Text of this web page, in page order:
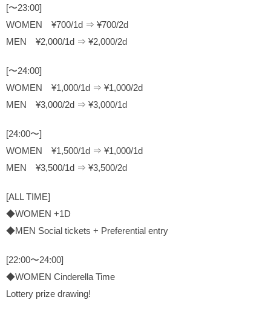
[〜23:00]
WOMEN ¥700/1d ⇒ ¥700/2d
MEN ¥2,000/1d ⇒ ¥2,000/2d
[〜24:00]
WOMEN ¥1,000/1d ⇒ ¥1,000/2d
MEN ¥3,000/2d ⇒ ¥3,000/1d
[24:00〜]
WOMEN ¥1,500/1d ⇒ ¥1,000/1d
MEN ¥3,500/1d ⇒ ¥3,500/2d
[ALL TIME]
◆WOMEN +1D
◆MEN Social tickets + Preferential entry
[22:00〜24:00]
◆WOMEN Cinderella Time
Lottery prize drawing!